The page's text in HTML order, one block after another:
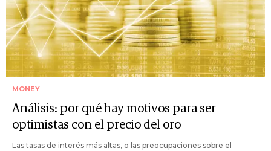
MONEY
Análisis: por qué hay motivos para ser
optimistas con el precio del oro
Las tasas de interés más altas, o las preocupaciones sobre el